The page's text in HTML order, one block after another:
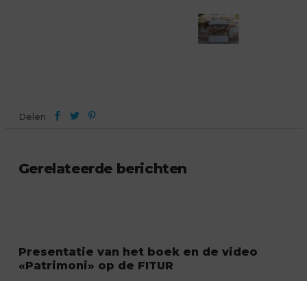
Delen
Gerelateerde berichten
Presentatie van het boek en de video
«Patrimoni» op de FITUR